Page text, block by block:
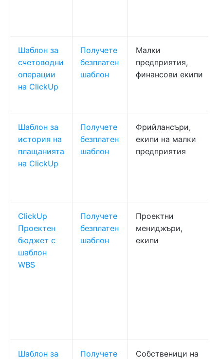
Шаблон за
счетоводни
операции
на ClickUp
Получете
безплатен
шаблон
Малки
предприятия,
финансови екипи
Шаблон за
история на
плащанията
на ClickUp
Получете
безплатен
шаблон
Фрийлансъри,
екипи на малки
предприятия
ClickUp
Проектен
бюджет с
шаблон
WBS
Получете
безплатен
шаблон
Проектни
мениджъри,
екипи
Шаблон за
Получете
Собственици на